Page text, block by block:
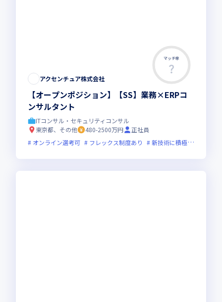
マッチ率
アクセンチュア株式会社
【オープンポジション】【SS】業務×ERPコ
ンサルタント
ITコンサル・セキュリティコンサル
東京都、その他
480-2500万円
正社員
オンライン選考可
フレックス制度あり 新技術に積極的